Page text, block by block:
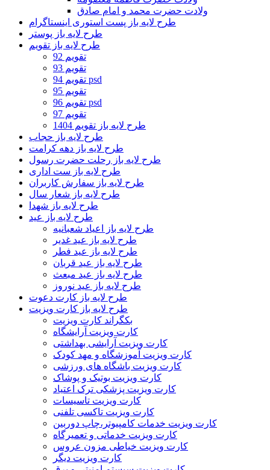
ولادت حضرت محمد و امام صادق
طرح لایه باز پست استوری اینستاگرام
طرح لایه باز پوستر
طرح لایه باز تقویم
تقویم 92
تقویم 93
تقویم 94 psd
تقویم 95
تقویم 96 psd
تقویم 97
طرح لایه باز تقویم 1404
طرح لایه باز حجاب
طرح لایه باز دهه کرامت
طرح لایه باز رحلت حضرت رسول
طرح لایه باز ست اداری
طرح لایه باز سفارش کاربران
طرح لایه باز شعار سال
طرح لایه باز شهدا
طرح لایه باز عید
طرح لایه باز اعیاد شعبانیه
طرح لایه باز عید غدیر
طرح لایه باز عید فطر
طرح لایه باز عید قربان
طرح لایه باز عید مبعث
طرح لایه باز عید نوروز
طرح لایه باز کارت دعوت
طرح لایه باز کارت ویزیت
بکگراند کارت ویزیت
کارت ویزیت آرایشگاه
کارت ویزیت آرایشی بهداشتی
کارت ویزیت آموزشگاه و مهد کودک
کارت ویزیت باشگاه های ورزشی
کارت ویزیت بوتیک و پوشاک
کارت ویزیت پزشکی ترک اعتیاد
کارت ویزیت تاسیسات
کارت ویزیت تاکسی تلفنی
کارت ویزیت خدمات کامپیوتر،چاپ دوربین
کارت ویزیت خدماتی و تعمیرگاه
کارت ویزیت خیاطی مزون عروس
کارت ویزیت دیگر